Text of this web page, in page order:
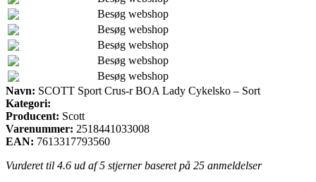
Besøg webshop
Besøg webshop
Besøg webshop
Besøg webshop
Besøg webshop
Navn: SCOTT Sport Crus-r BOA Lady Cykelsko – Sort
Kategori:
Producent: Scott
Varenummer: 2518441033008
EAN: 7613317793560
Vurderet til 4.6 ud af 5 stjerner baseret på 25 anmeldelser